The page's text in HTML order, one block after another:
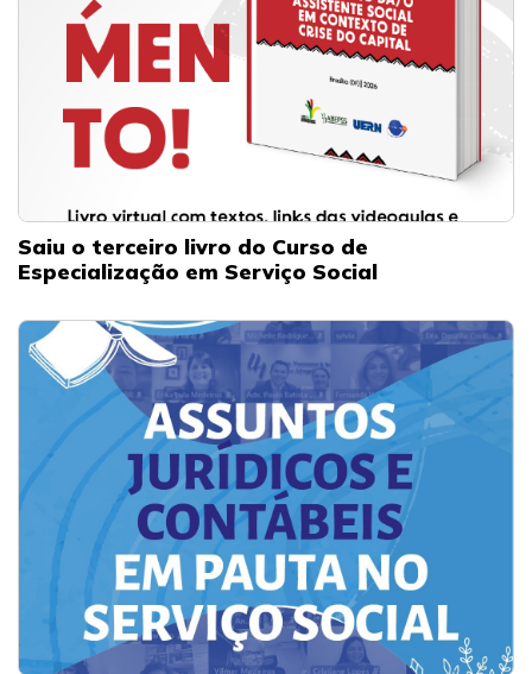
Saiu o terceiro livro do Curso de
Especialização em Serviço Social